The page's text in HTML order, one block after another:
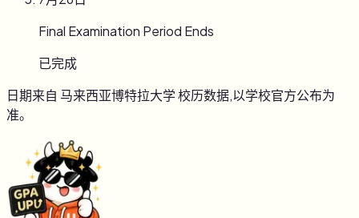
Final Examination Period Ends
已完成
日期来自 马来西亚博特拉大学 校历数据,以学校官方公布为
准。